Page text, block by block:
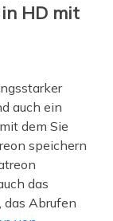
HD mit
auch ein
dem Sie
speichern
das
das Abrufen